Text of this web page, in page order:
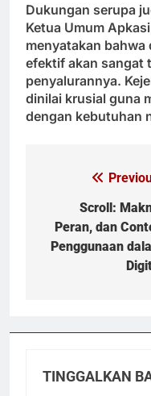
Dukungan serupa
Ketua Umum
menyatakan
efektif akan sangat
penyalurannya.
dinilai krusial guna
dengan kebutuhan
Navigasi
Scroll:
Peran, dan
Penggunaan
TINGGALKAN